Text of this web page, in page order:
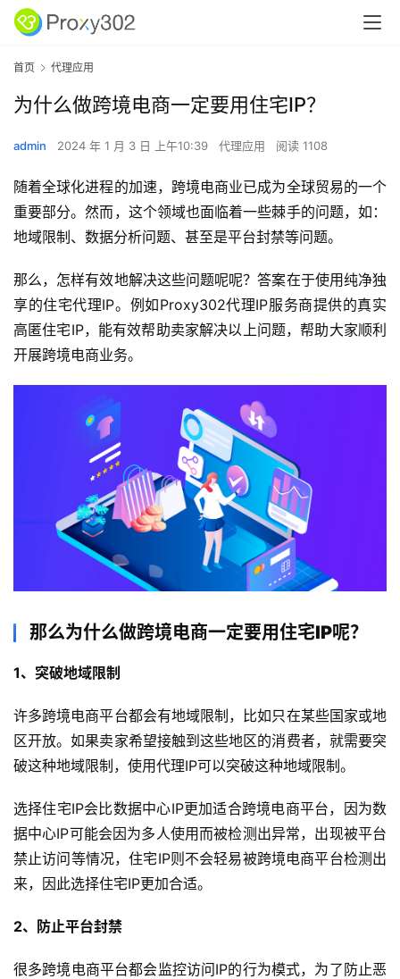
首页 代理应用
为什么做跨境电商一定要用住宅IP？
admin 2024 年 1 月 3 日 上午10:39 代理应用 阅读 1108
随着全球化进程的加速，跨境电商业已成为全球贸易的一个
重要部分。然而，这个领域也面临着一些棘手的问题，如：
地域限制、数据分析问题、甚至是平台封禁等问题。
那么，怎样有效地解决这些问题呢呢？答案在于使用纯净独
享的住宅代理IP。例如Proxy302代理IP服务商提供的真实
高匿住宅IP，能有效帮助卖家解决以上问题，帮助大家顺利
开展跨境电商业务。
那么为什么做跨境电商一定要用住宅IP呢？
1、突破地域限制
许多跨境电商平台都会有地域限制，比如只在某些国家或地
区开放。如果卖家希望接触到这些地区的消费者，就需要突
破这种地域限制，使用代理IP可以突破这种地域限制。
选择住宅IP会比数据中心IP更加适合跨境电商平台，因为数
据中心IP可能会因为多人使用而被检测出异常，出现被平台
禁止访问等情况，住宅IP则不会轻易被跨境电商平台检测出
来，因此选择住宅IP更加合适。
2、防止平台封禁
很多跨境电商平台都会监控访问IP的行为模式，为了防止恶